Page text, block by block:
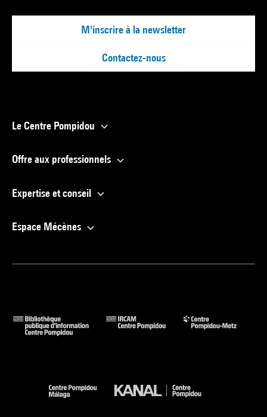
M'inscrire à la newsletter
Contactez-nous
Le Centre Pompidou
Offre aux professionnels
Expertise et conseil
Espace Mécènes